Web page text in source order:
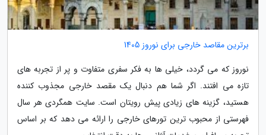
برترین مقاصد خارجی برای نوروز 1405
نوروز که می گردد، خیلی ها به فکر سفری متفاوت و پر از تجربه های
تازه می افتند. اگر شما هم دنبال یک مقصد خارجی مجذوب کننده
هستید، گزینه های زیادی پیش رویتان است. سایت همگردی هر سال
فهرستی از محبوب ترین تورهای خارجی را ارائه می دهد که بر اساس